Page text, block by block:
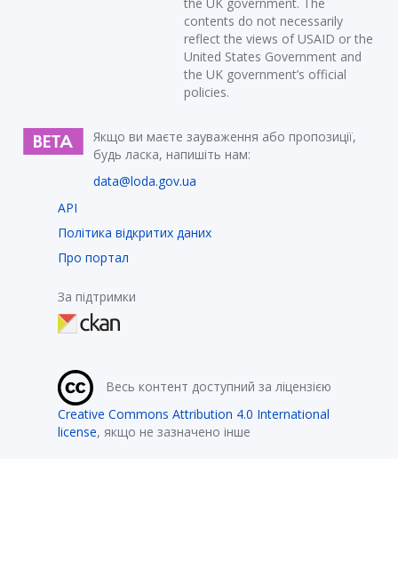
contents do not necessarily
reflect the views of USAID or the
United States Government and
the UK government’s official
policies.
Якщо ви маєте зауваження або пропозиції,
будь ласка, напишіть нам:
data@loda.gov.ua
API
Політика відкритих даних
Про портал
За підтримки
Весь контент доступний за ліцензією
Creative Commons Attribution 4.0 International
license, якщо не зазначено інше